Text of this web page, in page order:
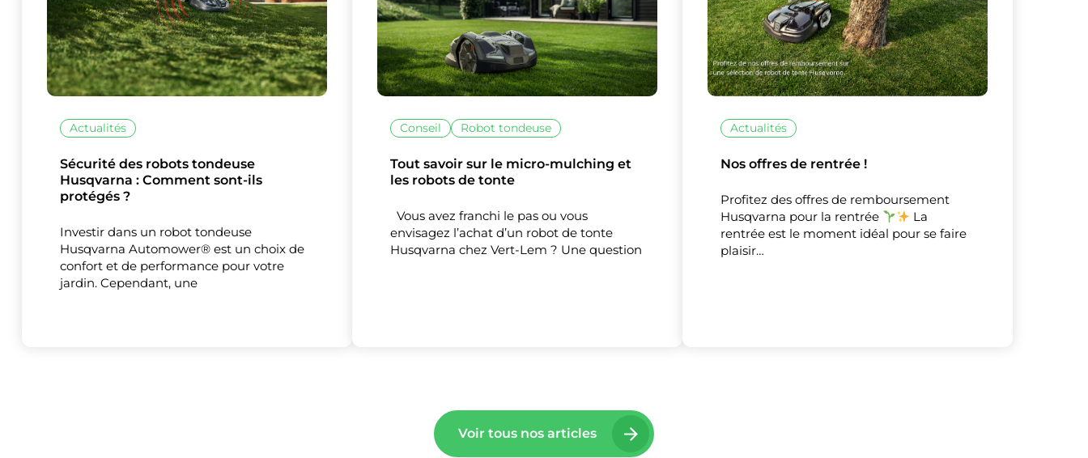
Actualités
Sécurité des robots tondeuse
Husqvarna : Comment sont-ils
protégés ?
Investir dans un robot tondeuse
Husqvarna Automower® est un choix de
confort et de performance pour votre
jardin. Cependant, une
Conseil Robot tondeuse
Tout savoir sur le micro-mulching et
les robots de tonte
Vous avez franchi le pas ou vous
envisagez l’achat d’un robot de tonte
Husqvarna chez Vert-Lem ? Une question
Actualités
Nos offres de rentrée !
Profitez des offres de remboursement
Husqvarna pour la rentrée
La
rentrée est le moment idéal pour se faire
plaisir…
Voir tous nos articles